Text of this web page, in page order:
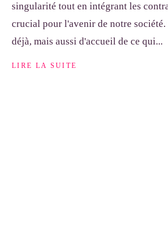
singularité tout en intégrant les
crucial pour l'avenir de notre
déjà, mais aussi d'accueil de ce qui...
LIRE LA SUITE